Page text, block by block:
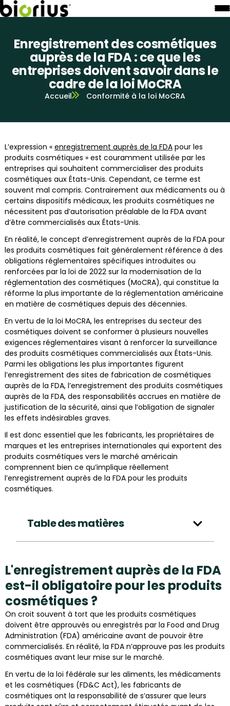
Enregistrement des cosmétiques
auprès de la FDA : ce que les
entreprises doivent savoir dans le
cadre de la loi MoCRA
Accueil Conformité à la loi MoCRA
L’expression « enregistrement auprès de la FDApour les
produits cosmétiques » est couramment utilisée par les
entreprises qui souhaitent commercialiser des produits
cosmétiques aux États-Unis. Cependant, ce terme est
souvent mal compris. Contrairement aux médicaments ou à
certains dispositifs médicaux, les produits cosmétiques ne
nécessitent pas d’autorisation préalable de la FDA avant
d’être commercialisés aux États-Unis.
En réalité, le concept d’enregistrement auprès de la FDA pour
les produits cosmétiques fait généralement référence à des
obligations réglementaires spécifiques introduites ou
renforcées par la loi de 2022 sur la modernisation de la
réglementation des cosmétiques (MoCRA), qui constitue la
réforme la plus importante de la réglementation américaine
en matière de cosmétiques depuis des décennies.
En vertu de la loi MoCRA, les entreprises du secteur des
cosmétiques doivent se conformer à plusieurs nouvelles
exigences réglementaires visant à renforcer la surveillance
des produits cosmétiques commercialisés aux États-Unis.
Parmi les obligations les plus importantes figurent
l’enregistrement des sites de fabrication de cosmétiques
auprès de la FDA, l’enregistrement des produits cosmétiques
auprès de la FDA, des responsabilités accrues en matière de
justification de la sécurité, ainsi que l’obligation de signaler
les effets indésirables graves.
Il est donc essentiel que les fabricants, les propriétaires de
marques et les entreprises internationales qui exportent des
produits cosmétiques vers le marché américain
comprennent bien ce qu’implique réellement
l’enregistrement auprès de la FDA pour les produits
cosmétiques.
Table des matières
L'enregistrement auprès de la FDA
est-il obligatoire pour les produits
cosmétiques ?
On croit souvent à tort que les produits cosmétiques
doivent être approuvés ou enregistrés par la Food and Drug
Administration (FDA) américaine avant de pouvoir être
commercialisés. En réalité, la FDA n’approuve pas les produits
cosmétiques avant leur mise sur le marché.
En vertu de la loi fédérale sur les aliments, les médicaments
et les cosmétiques (FD&C Act), les fabricants de
cosmétiques ont la responsabilité de s’assurer que leurs